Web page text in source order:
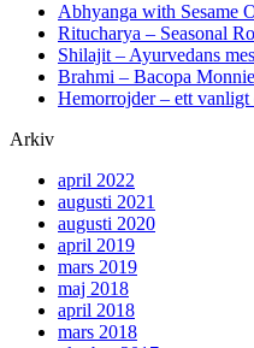
Abhyanga with Sesame
Ritucharya – Seasonal
Shilajit – Ayurvedans
Brahmi – Bacopa
Hemorrojder – ett vanligt
Arkiv
april 2022
augusti 2021
augusti 2020
april 2019
mars 2019
maj 2018
april 2018
mars 2018